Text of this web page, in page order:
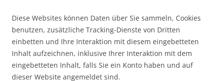
Diese Websites können Daten über Sie sammeln, Cookies
benutzen, zusätzliche Tracking-Dienste von Dritten
einbetten und Ihre Interaktion mit diesem eingebetteten
Inhalt aufzeichnen, inklusive Ihrer Interaktion mit dem
eingebetteten Inhalt, falls Sie ein Konto haben und auf
dieser Website angemeldet sind.